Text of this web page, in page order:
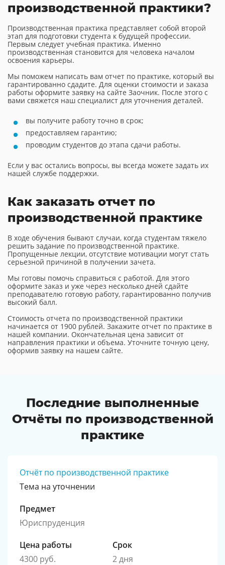
производственной практики?
Производственная практика представляет собой второй
этап для подготовки студента к будущей профессии.
Первым следует учебная практика. Именно
производственная становится для человека началом
освоения карьеры.
Мы поможем написать вам отчет по практике, который вы
гарантированно сдадите. Для оценки стоимости и заказа
работы оформите заявку на сайте Заочник. После этого с
вами свяжется наш специалист для уточнения деталей.
вы получите работу точно в срок;
предоставляем гарантию;
проводим студентов до этапа сдачи работы.
Если у вас остались вопросы, вы всегда можете задать их
нашей службе поддержки.
Как заказать отчет по
производственной практике
В ходе обучения бывают случаи, когда студентам тяжело
решить задание по производственной практике.
Пропущенные лекции, отсутствие мотивации могут стать
серьезной причиной в получении зачета.
Мы готовы помочь справиться с работой. Для этого
оформите заказ и уже через несколько дней сдайте
преподавателю готовую работу, гарантированно получив
высокий балл.
Стоимость отчета по производственной практики
начинается от 1900 рублей. Закажите отчет по практике в
нашей компании. Окончательная цена зависит от
направления практики и объема. Уточните точную цену,
оформив заявку на нашем сайте.
Последние выполненные
Отчёты по производственной
практике
Отчёт по производственной практике
Тема на уточнении
Предмет
Юриспруденция
Цена работы
4300 руб.
Срок
2 дня